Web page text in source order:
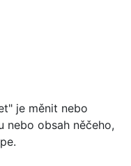
je měnit nebo
nebo obsah něčeho,